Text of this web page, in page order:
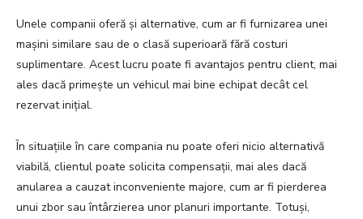
Unele companii oferă și alternative, cum ar fi furnizarea unei
mașini similare sau de o clasă superioară fără costuri
suplimentare. Acest lucru poate fi avantajos pentru client, mai
ales dacă primește un vehicul mai bine echipat decât cel
rezervat inițial.
În situațiile în care compania nu poate oferi nicio alternativă
viabilă, clientul poate solicita compensații, mai ales dacă
anularea a cauzat inconveniente majore, cum ar fi pierderea
unui zbor sau întârzierea unor planuri importante. Totuși,